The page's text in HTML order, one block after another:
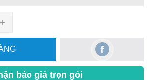
+
báo giá trọn gói